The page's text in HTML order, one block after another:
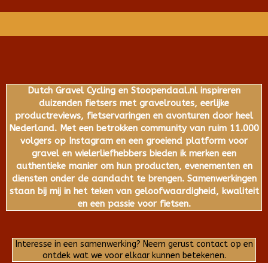
Dutch Gravel Cycling en Stoopendaal.nl inspireren
duizenden fietsers met gravelroutes, eerlijke
productreviews, fietservaringen en avonturen door heel
Nederland. Met een betrokken community van ruim 11.000
volgers op Instagram en een groeiend platform voor
gravel en wielerliefhebbers bieden ik merken een
authentieke manier om hun producten, evenementen en
diensten onder de aandacht te brengen. Samenwerkingen
staan bij mij in het teken van geloofwaardigheid, kwaliteit
en een passie voor fietsen.
Interesse in een samenwerking? Neem gerust contact op en
ontdek wat we voor elkaar kunnen betekenen.